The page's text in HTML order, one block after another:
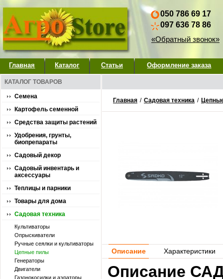
050 786 69 17
097 636 78 86
«Обратный звонок»
Главная Каталог Статьи Оформление заказа
КАТАЛОГ ТОВАРОВ
Семена
Картофель семенной
Средства защиты растений
Удобрения, грунты,
биопрепараты
Садовый декор
Садовый инвентарь и
аксессуары
Теплицы и парники
Товары для дома
Садовая техника
Культиваторы
Опрыскиватели
Ручные сеялки и культиваторы
Цепные пилы
Генераторы
Двигатели
Газонокосилки и аэраторы
Главная / Садовая техника /
Описание Характеристики
Описание